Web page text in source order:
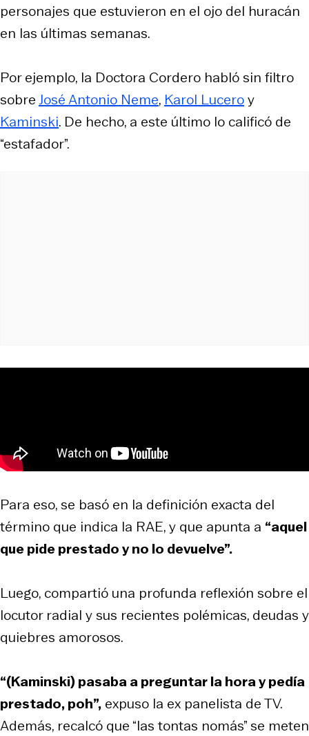
personajes que estuvieron en el ojo del huracán
en las últimas semanas.
Por ejemplo, la Doctora Cordero habló sin filtro
sobre José Antonio Neme, Karol Luceroy
Kaminski. De hecho, a este último lo calificó de
“estafador”.
Para eso, se basó en la definición exacta del
término que indica la RAE, y que apunta a “aquel
que pide prestado y no lo devuelve”.
Luego, compartió una profunda reflexión sobre el
locutor radial y sus recientes polémicas, deudas y
quiebres amorosos.
“(Kaminski) pasaba a preguntar la hora y pedía
prestado, poh”, expuso la ex panelista de TV.
Además, recalcó que “las tontas nomás” se meten